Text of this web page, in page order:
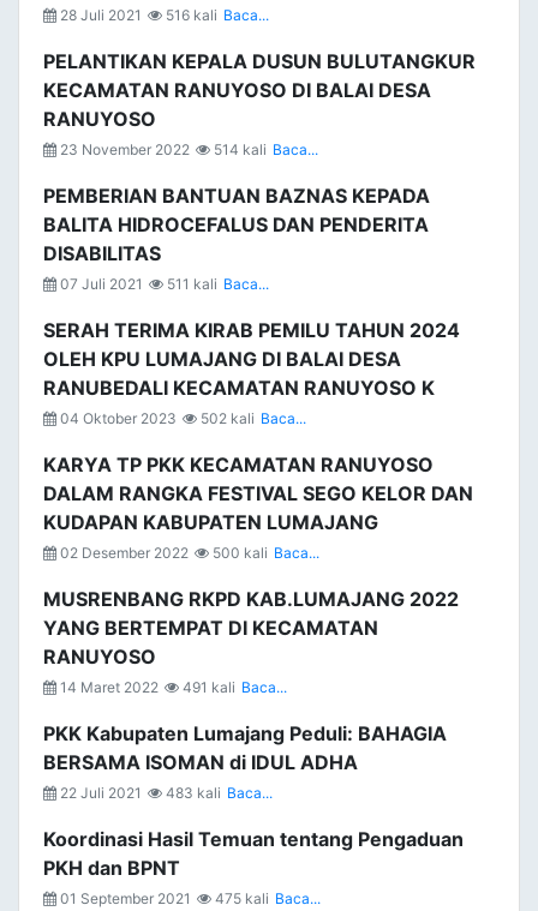
28 Juli 2021 516 kali Baca...
PELANTIKAN KEPALA DUSUN BULUTANGKUR
KECAMATAN RANUYOSO DI BALAI DESA
RANUYOSO
23 November 2022 514 kali Baca...
PEMBERIAN BANTUAN BAZNAS KEPADA
BALITA HIDROCEFALUS DAN PENDERITA
DISABILITAS
07 Juli 2021 511 kali Baca...
SERAH TERIMA KIRAB PEMILU TAHUN 2024
OLEH KPU LUMAJANG DI BALAI DESA
RANUBEDALI KECAMATAN RANUYOSO K
04 Oktober 2023 502 kali Baca...
KARYA TP PKK KECAMATAN RANUYOSO
DALAM RANGKA FESTIVAL SEGO KELOR DAN
KUDAPAN KABUPATEN LUMAJANG
02 Desember 2022 500 kali Baca...
MUSRENBANG RKPD KAB.LUMAJANG 2022
YANG BERTEMPAT DI KECAMATAN
RANUYOSO
14 Maret 2022 491 kali Baca...
PKK Kabupaten Lumajang Peduli: BAHAGIA
BERSAMA ISOMAN di IDUL ADHA
22 Juli 2021 483 kali Baca...
Koordinasi Hasil Temuan tentang Pengaduan
PKH dan BPNT
01 September 2021 475 kali Baca...